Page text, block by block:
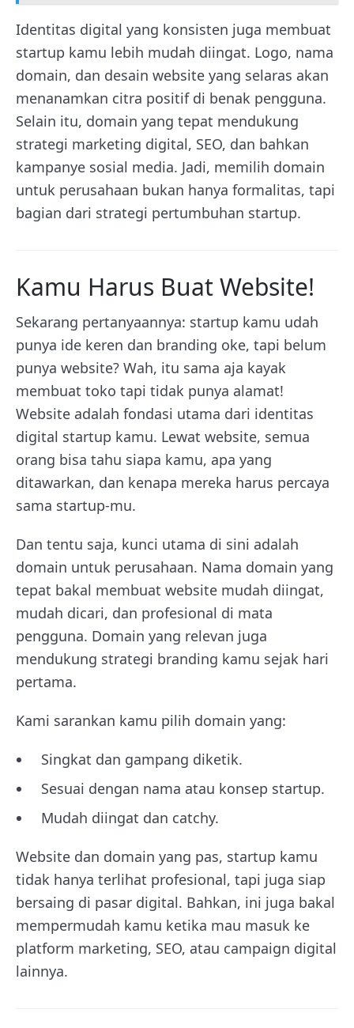
Identitas digital yang konsisten juga membuat
startup kamu lebih mudah diingat. Logo, nama
domain, dan desain website yang selaras akan
menanamkan citra positif di benak pengguna.
Selain itu, domain yang tepat mendukung
strategi marketing digital, SEO, dan bahkan
kampanye sosial media. Jadi, memilih domain
untuk perusahaan bukan hanya formalitas, tapi
bagian dari strategi pertumbuhan startup.
Kamu Harus Buat Website!
Sekarang pertanyaannya: startup kamu udah
punya ide keren dan branding oke, tapi belum
punya website? Wah, itu sama aja kayak
membuat toko tapi tidak punya alamat!
Website adalah fondasi utama dari identitas
digital startup kamu. Lewat website, semua
orang bisa tahu siapa kamu, apa yang
ditawarkan, dan kenapa mereka harus percaya
sama startup-mu.
Dan tentu saja, kunci utama di sini adalah
domain untuk perusahaan. Nama domain yang
tepat bakal membuat website mudah diingat,
mudah dicari, dan profesional di mata
pengguna. Domain yang relevan juga
mendukung strategi branding kamu sejak hari
pertama.
Kami sarankan kamu pilih domain yang:
Singkat dan gampang diketik.
Sesuai dengan nama atau konsep startup.
Mudah diingat dan catchy.
Website dan domain yang pas, startup kamu
tidak hanya terlihat profesional, tapi juga siap
bersaing di pasar digital. Bahkan, ini juga bakal
mempermudah kamu ketika mau masuk ke
platform marketing, SEO, atau campaign digital
lainnya.